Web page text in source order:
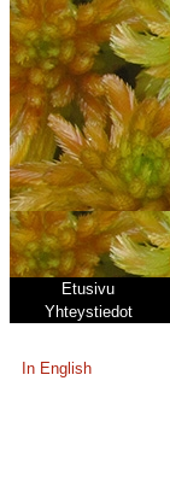
Etusivu
Yhteystiedot
In English